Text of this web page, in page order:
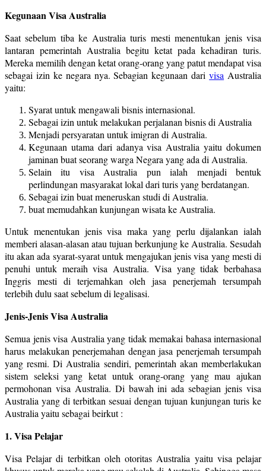
Kegunaan Visa Australia
Saat sebelum tiba ke Australia turis mesti menentukan jenis visa
lantaran pemerintah Australia begitu ketat pada kehadiran turis.
Mereka memilih dengan ketat orang-orang yang patut mendapat visa
sebagai izin ke negara nya. Sebagian kegunaan darivisa Australia
yaitu:
Syarat untuk mengawali bisnis internasional.
Sebagai izin untuk melakukan perjalanan bisnis di Australia
Menjadi persyaratan untuk imigran di Australia.
Kegunaan utama dari adanya visa Australia yaitu dokumen
jaminan buat seorang warga Negara yang ada di Australia.
Selain itu visa Australia pun ialah menjadi bentuk
perlindungan masyarakat lokal dari turis yang berdatangan.
Sebagai izin buat meneruskan studi di Australia.
buat memudahkan kunjungan wisata ke Australia.
Untuk menentukan jenis visa maka yang perlu dijalankan ialah
memberi alasan-alasan atau tujuan berkunjung ke Australia. Sesudah
itu akan ada syarat-syarat untuk mengajukan jenis visa yang mesti di
penuhi untuk meraih visa Australia. Visa yang tidak berbahasa
Inggris mesti di terjemahkan oleh jasa penerjemah tersumpah
terlebih dulu saat sebelum di legalisasi.
Jenis-Jenis Visa Australia
Semua jenis visa Australia yang tidak memakai bahasa internasional
harus melakukan penerjemahan dengan jasa penerjemah tersumpah
yang resmi. Di Australia sendiri, pemerintah akan memberlakukan
sistem seleksi yang ketat untuk orang-orang yang mau ajukan
permohonan visa Australia. Di bawah ini ada sebagian jenis visa
Australia yang di terbitkan sesuai dengan tujuan kunjungan turis ke
Australia yaitu sebagai beirkut :
1. Visa Pelajar
Visa Pelajar di terbitkan oleh otoritas Australia yaitu visa pelajar